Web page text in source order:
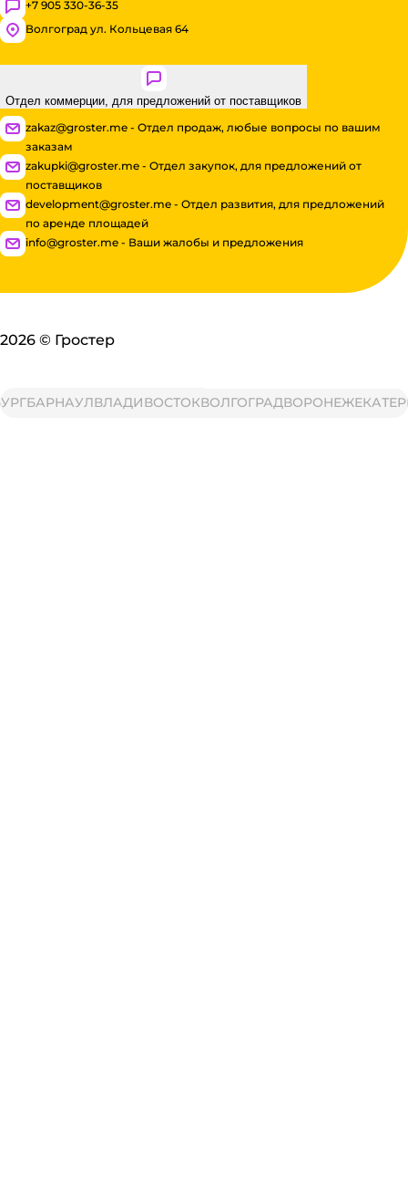
+7 905 330-36-35
Волгоград ул. Кольцевая 64
Отдел коммерции, для предложений от поставщиков
zakaz@groster.me - Отдел продаж, любые вопросы по вашим
заказам
zakupki@groster.me - Отдел закупок, для предложений от
поставщиков
development@groster.me - Отдел развития, для предложений
по аренде площадей
info@groster.me - Ваши жалобы и предложения
2026 © Гростер
БАРНАУЛВЛАДИВОСТОКВОЛГОГРАДВОРОНЕЖ